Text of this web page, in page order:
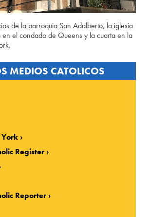
de la parroquia San Adalberto, la iglesia
en el condado de Queens y la cuarta en la
MEDIOS CATOLICOS
Register
Reporter